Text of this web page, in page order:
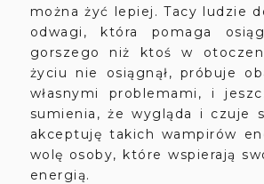
można żyć lepiej. Tacy ludzie
odwagi, która pomaga
gorszego niż ktoś w
życiu nie osiągnął, próbuje
własnymi problemami, i
sumienia, że wygląda i czuje
akceptuję takich wampirów
wolę osoby, które wspierają
energią.